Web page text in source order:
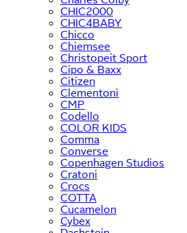
CHIC2000
CHIC4BABY
Chicco
Chiemsee
Christopeit Sport
Cipo & Baxx
Citizen
Clementoni
CMP
Codello
COLOR KIDS
Comma
Converse
Copenhagen Studios
Cratoni
Crocs
COTTA
Cucamelon
Cybex